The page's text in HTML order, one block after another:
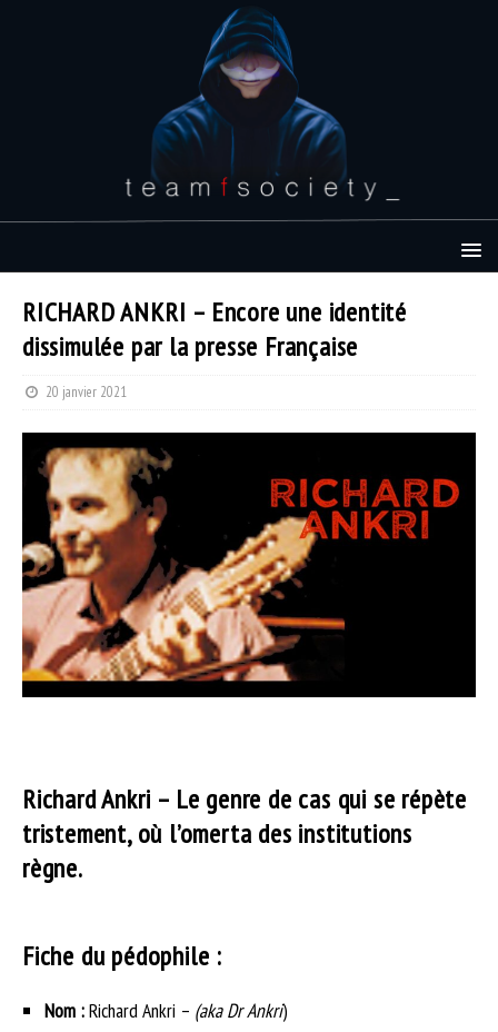
RICHARD ANKRI – Encore une identité
dissimulée par la presse Française
20 janvier 2021
Richard Ankri – Le genre de cas qui se répète
tristement, où l’omerta des institutions
règne.
Fiche du pédophile :
Nom :Richard Ankri – (aka Dr Ankri)